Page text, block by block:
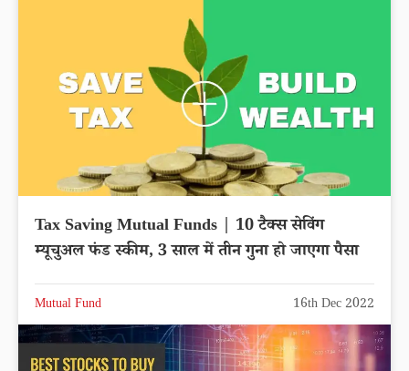
Tax Saving Mutual Funds | 10 टैक्स सेविंग
म्यूचुअल फंड स्कीम, 3 साल में तीन गुना हो जाएगा पैसा
Mutual Fund 16th Dec 2022